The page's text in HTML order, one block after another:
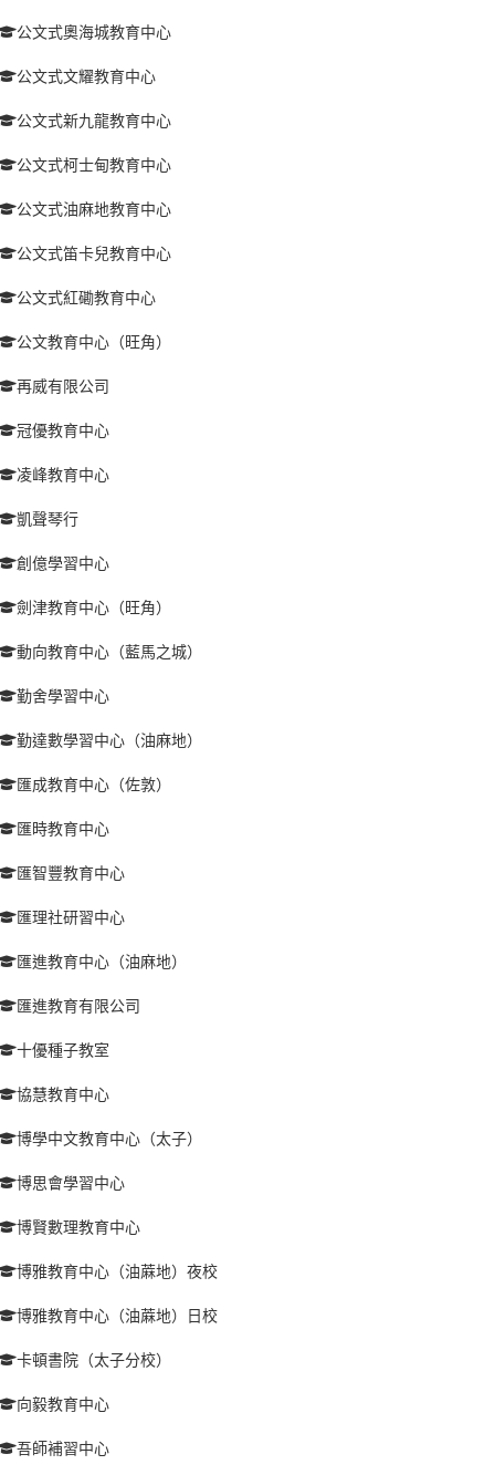
公文式奧海城教育中心
公文式文耀教育中心
公文式新九龍教育中心
公文式柯士甸教育中心
公文式油麻地教育中心
公文式笛卡兒教育中心
公文式紅磡教育中心
公文教育中心（旺角）
再威有限公司
冠優教育中心
凌峰教育中心
凱聲琴行
創億學習中心
劍津教育中心（旺角）
動向教育中心（藍馬之城）
勤舍學習中心
勤達數學習中心（油麻地）
匯成教育中心（佐敦）
匯時教育中心
匯智豐教育中心
匯理社研習中心
匯進教育中心（油麻地）
匯進教育有限公司
十優種子教室
協慧教育中心
博學中文教育中心（太子）
博思會學習中心
博賢數理教育中心
博雅教育中心（油蔴地）夜校
博雅教育中心（油蔴地）日校
卡頓書院（太子分校）
向毅教育中心
吾師補習中心